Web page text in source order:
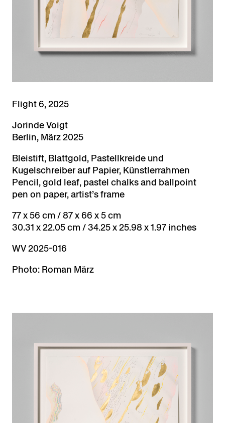
Flight 6, 2025
Jorinde Voigt
Berlin, März 2025
Bleistift, Blattgold, Pastellkreide und
Kugelschreiber auf Papier, Künstlerrahmen
Pencil, gold leaf, pastel chalks and ballpoint
pen on paper, artist’s frame
77 x 56 cm / 87 x 66 x 5 cm
30.31 x 22.05 cm / 34.25 x 25.98 x 1.97 inches
WV 2025-016
Photo: Roman März